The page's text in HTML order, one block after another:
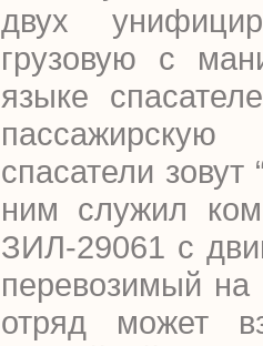
двух
грузовую с
языке
спасатели
ним служил
ЗИЛ-29061 с
перевозимый на
отряд может